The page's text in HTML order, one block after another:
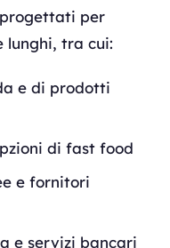
per
lunghi, tra cui:
e di prodotti
di fast food
e fornitori
e servizi bancari